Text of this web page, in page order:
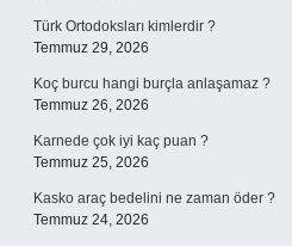
Türk Ortodoksları kimlerdir ?
Temmuz 29, 2026
Koç burcu hangi burçla anlaşamaz ?
Temmuz 26, 2026
Karnede çok iyi kaç puan ?
Temmuz 25, 2026
Kasko araç bedelini ne zaman öder ?
Temmuz 24, 2026